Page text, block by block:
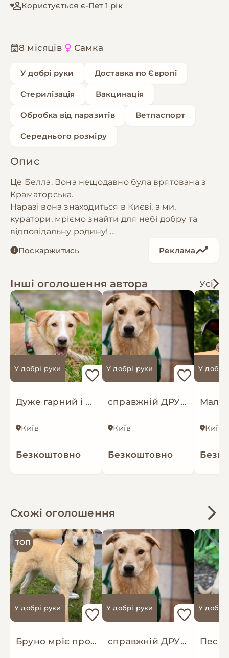
Користується є-Пет 1 рік
8 місяців Самка
У добрі руки Доставка по Європі
Стерилізація Вакцинація
Обробка від паразитів Ветпаспорт
Середнього розміру
Опис
Це Белла. Вона нещодавно була врятована з
Краматорська.
Наразі вона знаходиться в Києві, а ми,
куратори, мріємо знайти для небі добру та
відповідальну родину!
Дружить з іншими песиками. Виросте
Поскаржитись Реклама
Інші оголошення автора Усі
У добрі руки
Дуже гарний і розумний цуцик мріє про родину!
Київ
Безкоштовно
У добрі руки
справжній ДРУГ Майкі шукає родину!
Київ
Безкоштовно
У добрі
Київ
Схожі оголошення
ТОП
У добрі руки
Бруно мріє про родину!
У добрі руки
справжній ДРУГ Майкі шукає родину!
У добрі